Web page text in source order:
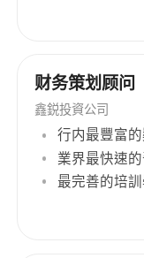
财务策划顾问
鑫鋭投資公司
行内最豐富
業界最快速
最完善的培